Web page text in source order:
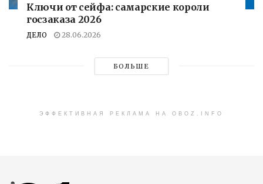
Ключи от сейфа: самарские короли
госзаказа 2026
ДЕЛО 28.06.2026
БОЛЬШЕ
ЭФФЕКТИВНАЯ РЕКЛАМА НА OBOZ.INFO